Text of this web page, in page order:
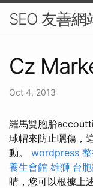
SEO 友善
Cz
Oct 4, 2013
羅馬雙胞胎
球帽來防止曬傷，
動。 wordpress
養生會館 雄獅 台
睛，您可以根據上